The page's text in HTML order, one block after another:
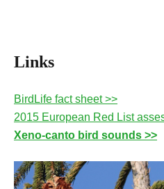
Links
BirdLife fact sheet >>
2015 European Red List
Xeno-canto bird sounds >>